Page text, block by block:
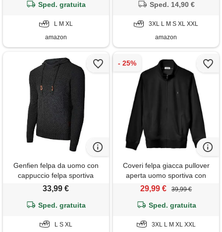
felpa con cappuccio
Sped. gratuita
L M XL
amazon
Sped. 14,90 €
3XL L M S XL XXL
amazon
Genfien felpa da uomo con
cappuccio felpa sportiva
casuale manica lunga con
felpa con cappuccio
33,99 €
Sped. gratuita
L S XL
Coveri felpa giacca pullover
aperta uomo sportiva con
cerniera zip intera cotone (xxl
29,99 € 39,99 €
Sped. gratuita
3XL L M XL XXL